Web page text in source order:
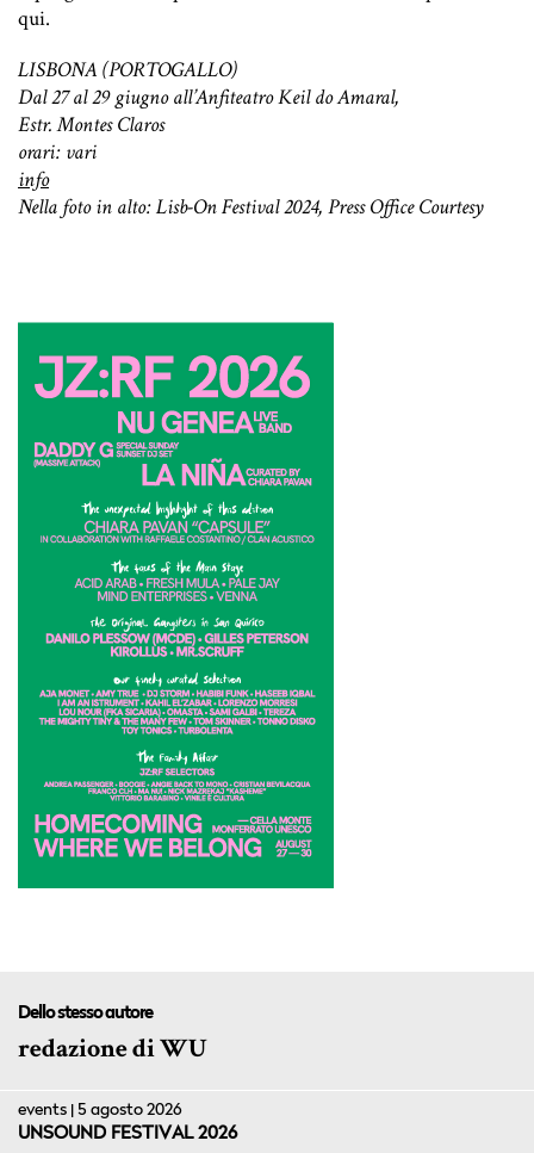
qui.
LISBONA (PORTOGALLO)
Dal 27 al 29 giugno all’Anfiteatro Keil do Amaral,
Estr. Montes Claros
orari: vari
info
Nella foto in alto: Lisb-On Festival 2024, Press Office Courtesy
Dello stesso autore
redazione di WU
events | 5 agosto 2026
UNSOUND FESTIVAL 2026